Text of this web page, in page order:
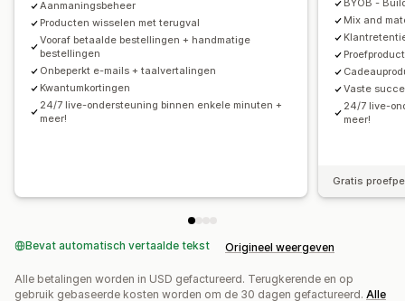
Automatiseringen
Tagging Rapportage
API's en webhooks
Aanmaningsbeheer
Producten wisselen met terugval
Vooraf betaalde bestellingen + handmatige
bestellingen
Onbeperkt e-mails + taalvertalingen
Kwantumkortingen
24/7 live-ondersteuning binnen enkele minuten +
meer!
BYOB -
Mix and
Vaste
24/7 live-
meer!
Gratis
Bevat automatisch vertaalde tekst Origineel weergeven
Alle betalingen worden in USD gefactureerd. Terugkerende en op
gebruik gebaseerde kosten worden om de 30 dagen gefactureerd. Alle